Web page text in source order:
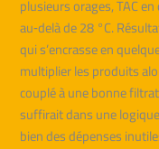
plusieurs orages, TAC
au‑delà de 28 °C.
qui s’encrasse en
multiplier les produits
couplé à une bonne
suffirait dans une
bien des dépenses